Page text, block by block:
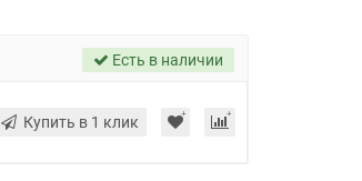
Есть в наличии
Купить в 1 клик